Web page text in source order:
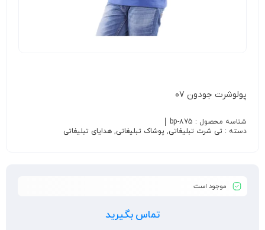
پولوشرت جودون ۰۷
شناسه محصول : bp-875
دسته : تی شرت تبلیغاتی, پوشاک تبلیغاتی, هدایای تبلیغاتی
موجود است
تماس بگیرید